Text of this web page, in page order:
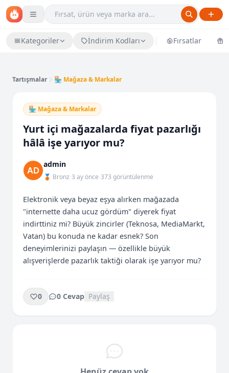
Kategoriler İndirim Kodları Fırsatlar
Tartışmalar 🏪 Mağaza & Markalar
🏪 Mağaza & Markalar
Yurt içi mağazalarda fiyat pazarlığı
hâlâ işe yarıyor mu?
admin
🥉 Bronz·3 ay önce·373 görüntülenme
Elektronik veya beyaz eşya alırken mağazada
"internette daha ucuz gördüm" diyerek fiyat
indirttiniz mi? Büyük zincirler (Teknosa, MediaMarkt,
Vatan) bu konuda ne kadar esnek? Son
deneyimlerinizi paylaşın — özellikle büyük
alışverişlerde pazarlık taktiği olarak işe yarıyor mu?
0 0 Cevap Paylaş